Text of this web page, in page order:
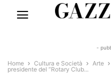
-
Home Cultura e Società Arte
presidente del “Rotary Club...